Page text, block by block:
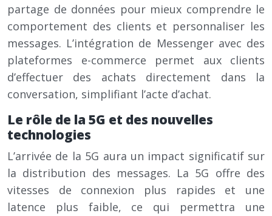
partage de données pour mieux comprendre le
comportement des clients et personnaliser les
messages. L’intégration de Messenger avec des
plateformes e-commerce permet aux clients
d’effectuer des achats directement dans la
conversation, simplifiant l’acte d’achat.
Le rôle de la 5G et des nouvelles
technologies
L’arrivée de la 5G aura un impact significatif sur
la distribution des messages. La 5G offre des
vitesses de connexion plus rapides et une
latence plus faible, ce qui permettra une